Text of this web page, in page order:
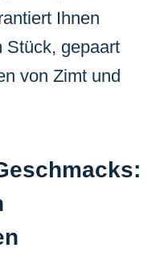
Ihnen
Stück, gepaart
von Zimt und